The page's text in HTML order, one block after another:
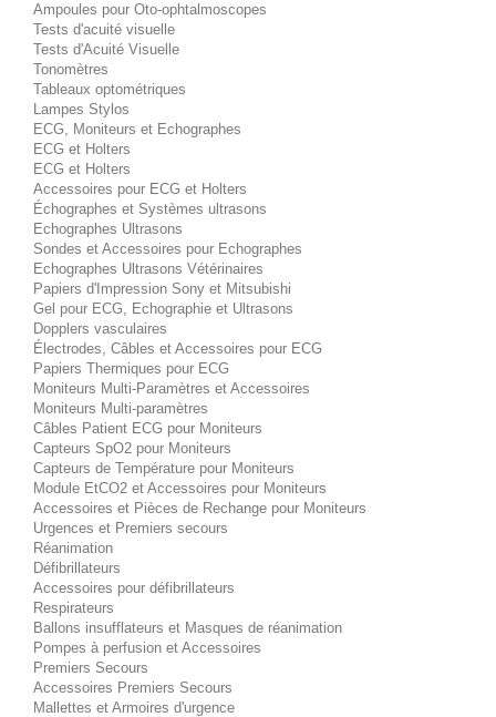
Ampoules pour Oto-ophtalmoscopes
Tests d'acuité visuelle
Tests d'Acuité Visuelle
Tonomètres
Tableaux optométriques
Lampes Stylos
ECG, Moniteurs et Echographes
ECG et Holters
ECG et Holters
Accessoires pour ECG et Holters
Échographes et Systèmes ultrasons
Echographes Ultrasons
Sondes et Accessoires pour Echographes
Echographes Ultrasons Vétérinaires
Papiers d'Impression Sony et Mitsubishi
Gel pour ECG, Echographie et Ultrasons
Dopplers vasculaires
Électrodes, Câbles et Accessoires pour ECG
Papiers Thermiques pour ECG
Moniteurs Multi-Paramètres et Accessoires
Moniteurs Multi-paramètres
Câbles Patient ECG pour Moniteurs
Capteurs SpO2 pour Moniteurs
Capteurs de Température pour Moniteurs
Module EtCO2 et Accessoires pour Moniteurs
Accessoires et Pièces de Rechange pour Moniteurs
Urgences et Premiers secours
Réanimation
Défibrillateurs
Accessoires pour défibrillateurs
Respirateurs
Ballons insufflateurs et Masques de réanimation
Pompes à perfusion et Accessoires
Premiers Secours
Accessoires Premiers Secours
Mallettes et Armoires d'urgence